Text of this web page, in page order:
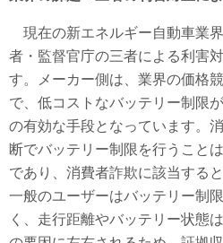
現在の新エネルギー自動車業
者・監督官庁の三者による利害
す。メーカー側は、業界の価格
で、低コストなバッテリー制限
の有効な手段となっています。
断でバッテリー制限を行うこと
であり、消費者詐欺に該当する
一般のユーザーはバッテリー制
く、走行距離やバッテリー状態